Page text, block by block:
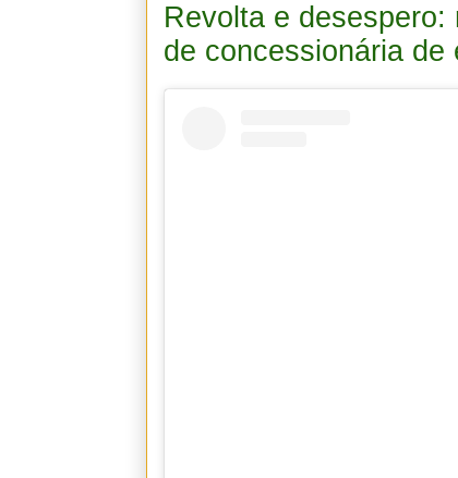
Revolta e desespero:
de concessionária de